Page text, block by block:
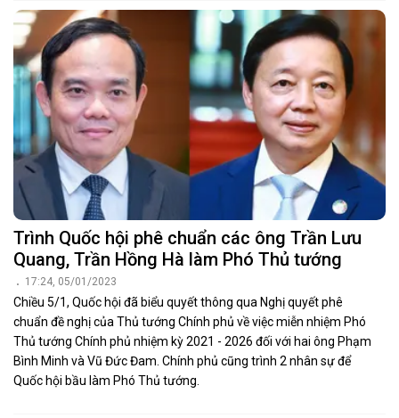
Trình Quốc hội phê chuẩn các ông Trần Lưu
Quang, Trần Hồng Hà làm Phó Thủ tướng
17:24, 05/01/2023
Chiều 5/1, Quốc hội đã biểu quyết thông qua Nghị quyết phê
chuẩn đề nghị của Thủ tướng Chính phủ về việc miễn nhiệm Phó
Thủ tướng Chính phủ nhiệm kỳ 2021 - 2026 đối với hai ông Phạm
Bình Minh và Vũ Đức Đam. Chính phủ cũng trình 2 nhân sự để
Quốc hội bầu làm Phó Thủ tướng.